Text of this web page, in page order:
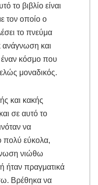
το βιβλίο είναι
τον οποίο ο
το πνεύμα
ανάγνωση και
έναν κόσμο που
μοναδικός.
και κακής
σε αυτό το
να
πολύ εύκολα,
νιώθω
ήταν πραγματικά
Βρέθηκα να